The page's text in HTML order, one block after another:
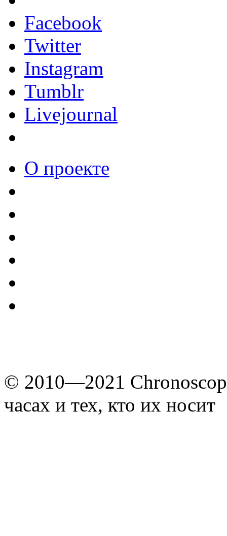
Facebook
Twitter
Instagram
Tumblr
Livejournal
О проекте
© 2010—2021
часах и тех, кто их носит